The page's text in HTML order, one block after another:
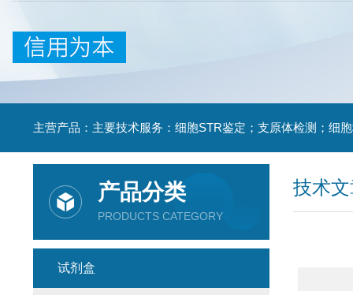
技术
产品分类
PRODUCTS CATEGORY
试剂盒